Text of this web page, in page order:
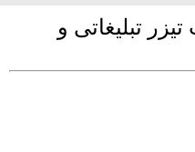
تبلیغاتی و